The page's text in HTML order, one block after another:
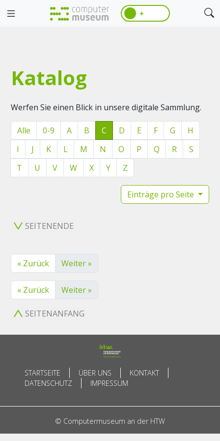
☀️
Katalog
Werfen Sie einen Blick in unsere digitale Sammlung.
Alle 0-9 A B C D E F G
H
I
J K L M N O P Q R
S
T
U V W X Y Z
Einträge pro Seite
SEITENENDE
« Zurück Weiter »
« Zurück Weiter »
SEITENANFANG
STARTSEITE ÜBER UNS
KONTAKT
DATENSCHUTZ
IMPRESSUM
© Computermuseum an der HTW